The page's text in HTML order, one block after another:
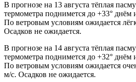
В прогнозе на 13 августа тёплая
термометра поднимется до +33° днём
По ветровым условиям ожидается
Осадков не ожидается.
В прогнозе на 14 августа тёплая
термометра поднимется до +32° днём
По ветровым условиям ожидается
м/с. Осадков не ожидается.